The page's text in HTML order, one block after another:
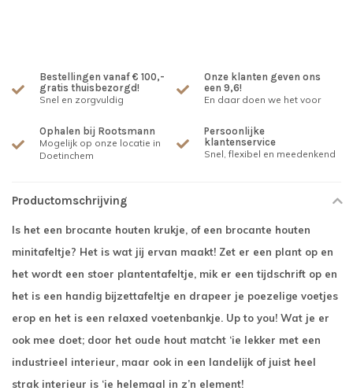
Bestellingen vanaf € 100,-
gratis thuisbezorgd!
Snel en zorgvuldig
Onze klanten geven ons
een 9,6!
En daar doen we het voor
Ophalen bij Rootsmann
Mogelijk op onze locatie in
Doetinchem
Persoonlijke
klantenservice
Snel, flexibel en meedenkend
Productomschrijving
Is het een brocante houten krukje, of een brocante houten
minitafeltje? Het is wat jij ervan maakt! Zet er een plant op en
het wordt een stoer plantentafeltje, mik er een tijdschrift op en
het is een handig bijzettafeltje en drapeer je poezelige voetjes
erop en het is een relaxed voetenbankje. Up to you! Wat je er
ook mee doet; door het oude hout matcht ‘ie lekker met een
industrieel interieur, maar ook in een landelijk of juist heel
strak interieur is ‘ie helemaal in z’n element!